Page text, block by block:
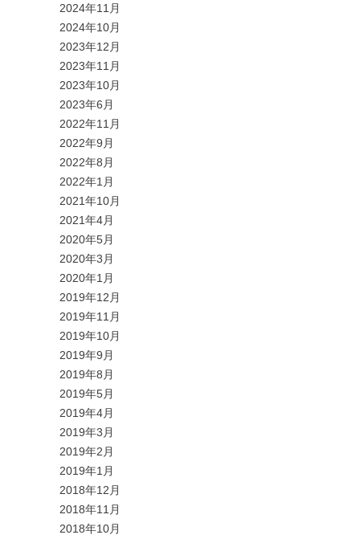
2024年11月
2024年10月
2023年12月
2023年11月
2023年10月
2023年6月
2022年11月
2022年9月
2022年8月
2022年1月
2021年10月
2021年4月
2020年5月
2020年3月
2020年1月
2019年12月
2019年11月
2019年10月
2019年9月
2019年8月
2019年5月
2019年4月
2019年3月
2019年2月
2019年1月
2018年12月
2018年11月
2018年10月